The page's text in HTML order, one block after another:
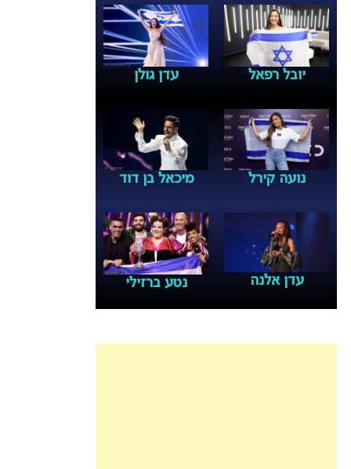
יובל רפאל עדן גולן
נועה קירל מיכאל בן דוד
עדן אלנה נטע ברזילי